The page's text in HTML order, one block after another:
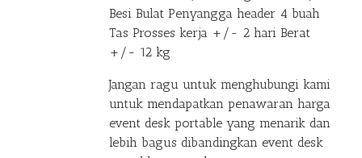
Besi Bulat Penyangga header 4 buah
Tas Prosses kerja +/- 2 hari Berat
+/- 12 kg
Jangan ragu untuk menghubungi kami
untuk mendapatkan penawaran harga
event desk portable yang menarik dan
lebih bagus dibandingkan event desk